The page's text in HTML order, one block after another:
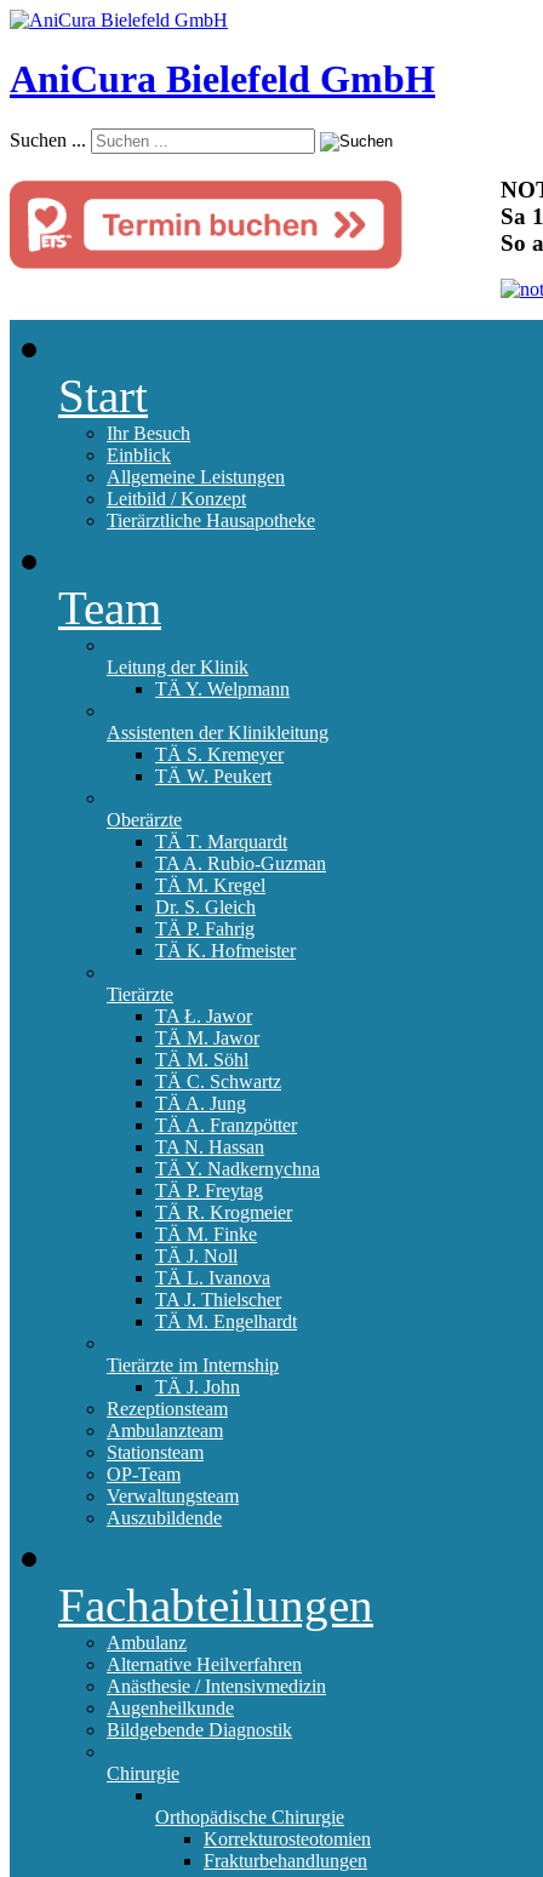
AniCura Bielefeld GmbH
Suchen ...
Sa
So
Start
Ihr Besuch
Einblick
Allgemeine Leistungen
Leitbild / Konzept
Tierärztliche Hausapotheke
Team
Leitung der Klinik
TÄ Y. Welpmann
Assistenten der Klinikleitung
TÄ S. Kremeyer
TÄ W. Peukert
Oberärzte
TÄ T. Marquardt
TA A. Rubio-Guzman
TÄ M. Kregel
Dr. S. Gleich
TÄ P. Fahrig
TÄ K. Hofmeister
Tierärzte
TA Ł. Jawor
TÄ M. Jawor
TÄ M. Söhl
TÄ C. Schwartz
TÄ A. Jung
TÄ A. Franzpötter
TA N. Hassan
TÄ Y. Nadkernychna
TÄ P. Freytag
TÄ R. Krogmeier
TÄ M. Finke
TÄ J. Noll
TÄ L. Ivanova
TA J. Thielscher
TÄ M. Engelhardt
Tierärzte im Internship
TÄ J. John
Rezeptionsteam
Ambulanzteam
Stationsteam
OP-Team
Verwaltungsteam
Auszubildende
Fachabteilungen
Ambulanz
Alternative Heilverfahren
Anästhesie / Intensivmedizin
Augenheilkunde
Bildgebende Diagnostik
Chirurgie
Orthopädische Chirurgie
Korrekturosteotomien
Frakturbehandlungen